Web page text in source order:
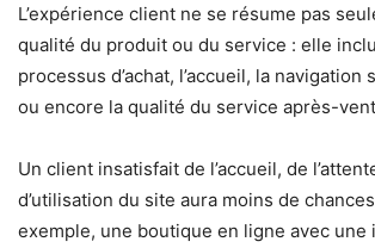
L’expérience client ne se résume pas
qualité du produit ou du service : elle
processus d’achat, l’accueil, la navigation
ou encore la qualité du service après-
Un client insatisfait de l’accueil, de
d’utilisation du site aura moins de
exemple, une boutique en ligne avec une